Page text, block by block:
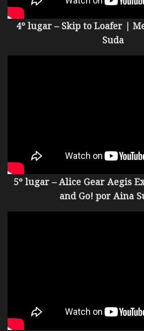
4º lugar – Skip to Loafer |
Suda
5º lugar – Alice Gear Aegis
and Go! por Aina